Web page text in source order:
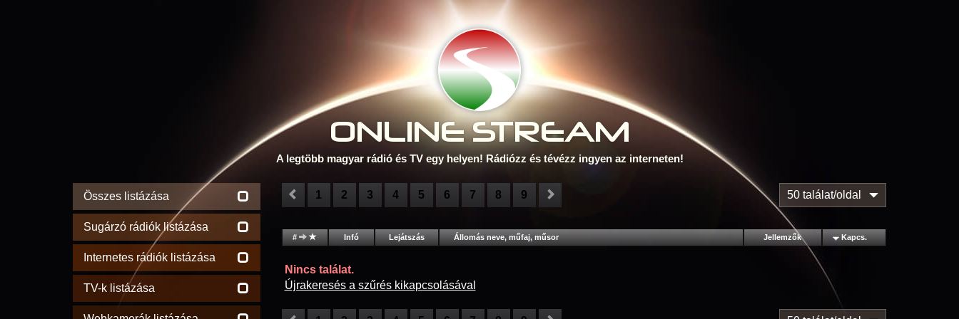
ONLINE STREAM
A legtöbb magyar rádió és TV egy helyen! Rádiózz és tévézz ingyen az interneten!
Összes listázása
Sugárzó rádiók listázása
Internetes rádiók listázása
TV-k listázása
1 2 3 4 5 6 7 8 9 50 találat/oldal
# Infó Lejátszás Állomás neve, műfaj, műsor Jellemzők Kapcs.
Nincs találat.
Újrakeresés a szűrés kikapcsolásával